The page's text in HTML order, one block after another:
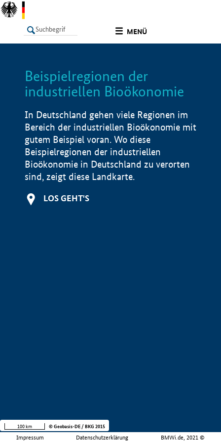
MENÜ
LISTE
Beispielregionen der
industriellen Bioökonomie
In Deutschland gehen viele Regionen im
Bereich der industriellen Bioökonomie mit
gutem Beispiel voran. Wo diese
Beispielregionen der industriellen
Bioökonomie in Deutschland zu verorten
sind, zeigt diese Landkarte.
LOS GEHT'S
Impressum Datenschutzerklärung BMWi.de, 2021 ©
100 km © Geobasis-DE / BKG 2015